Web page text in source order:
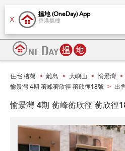
X
搵地 (OneDay) App
香港搵樓
住宅 樓盤 > 離島 > 大嶼山 > 愉景灣 >
愉景灣 4期 蘅峰蘅欣徑 蘅欣徑18號 > 出
愉景灣 4期 蘅峰蘅欣徑 蘅欣徑